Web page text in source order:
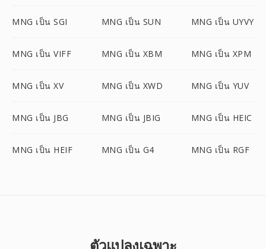
MNG เป็น SGI MNG เป็น SUN MNG เป็น UYVY
MNG เป็น VIFF MNG เป็น XBM MNG เป็น XPM
MNG เป็น XV MNG เป็น XWD MNG เป็น YUV
MNG เป็น JBG MNG เป็น JBIG MNG เป็น HEIC
MNG เป็น HEIF MNG เป็น G4 MNG เป็น RGF